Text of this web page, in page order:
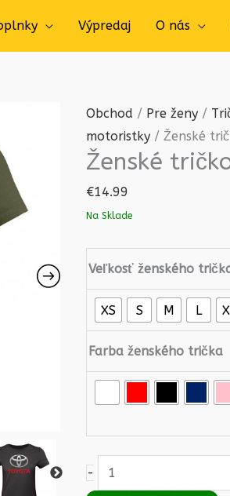
Výpredaj O nás
Obchod / Pre ženy /
motoristky / Ženské
Ženské
€14.99
Na Sklade
Veľkosť ženského
XS S M L
Farba ženského trička
-
množstvo
Ženské
tričko